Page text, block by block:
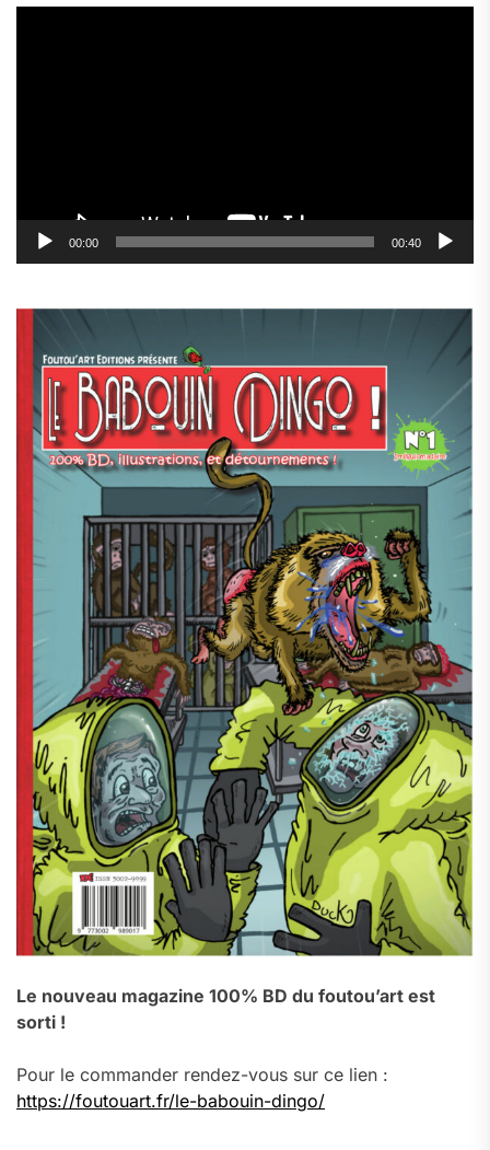
00:00 00:40
Le nouveau magazine 100% BD du foutou’art est
sorti !
Pour le commander rendez-vous sur ce lien :
https://foutouart.fr/le-babouin-dingo/